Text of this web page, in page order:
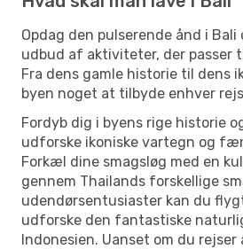
Opdag den pulserende ånd i Bali
udbud af aktiviteter, der passer
Fra dens gamle historie til dens
byen noget at tilbyde enhver
Fordyb dig i byens rige historie
udforske ikoniske vartegn og
Forkæl dine smagsløg med en
gennem Thailands forskellige
udendørsentusiaster kan du
udforske den fantastiske
Indonesien. Uanset om du rejser